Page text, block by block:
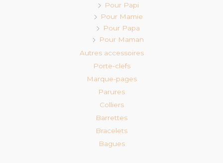
Pour Papi
Pour Mamie
Pour Papa
Pour Maman
Autres accessoires
Porte-clefs
Marque-pages
Parures
Colliers
Barrettes
Bracelets
Bagues